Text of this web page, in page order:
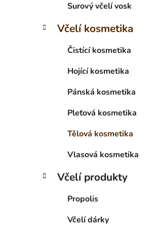
l
Surový včelí vosk
Včelí kosmetika
Čistící kosmetika
Hojící kosmetika
Pánská kosmetika
Pleťová kosmetika
Tělová kosmetika
Vlasová kosmetika
Včelí produkty
Propolis
Včelí dárky